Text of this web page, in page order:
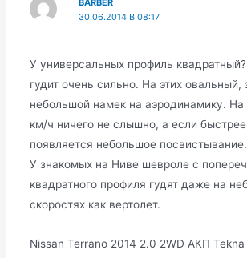
BARBER
30.06.2014 В 08:17
У универсальных профиль
гудит очень сильно. На этих овальный,
небольшой намек на аэродинамику. На
км/ч ничего не слышно, а если
появляется небольшое посвистывание.
У знакомых на Ниве шевроле с
квадратного профиля гудят даже на
скоростях как вертолет.
Nissan Terrano 2014 2.0 2WD АКП Tekna